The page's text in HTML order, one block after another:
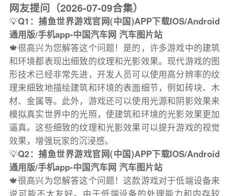
网友提问（2026-07-09合集）
💡Q1：捕鱼世界游戏官网(中国)APP下载IOS/Android
通用版/手机app-中国汽车网 汽车图片站
🍁很高兴为您解答这个问题！是的，许多游戏中的建筑
和环境都表现出细致的纹理和光影效果。现代游戏的图
形技术已经非常先进，开发人员可以使用高分辨率的纹
理来细致地描绘建筑和环境的表面细节，例如砖块、木
材、金属等。此外，游戏还可以使用光源和阴影效果来
模拟真实世界中的光照，使建筑和环境的光影效果更加
逼真。这些细致的纹理和光影效果可以提升游戏的视觉
效果，增强玩家的沉浸感。
💡Q2：捕鱼世界游戏官网(中国)APP下载IOS/Android
通用版/手机app-中国汽车网 汽车图片站
🍁很高兴为您解答这个问题！这款游戏对于低端设备来